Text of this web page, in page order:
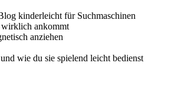
kinderleicht für Suchmaschinen
ankommt
anziehen
wie du sie spielend leicht bedienst